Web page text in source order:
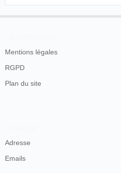
Mentions légales
RGPD
Plan du site
Adresse
Emails